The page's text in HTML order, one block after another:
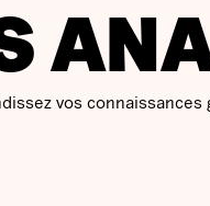
vos connaissances